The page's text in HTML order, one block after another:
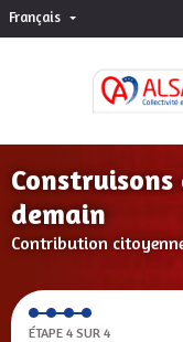
Français Choisir la langue
demain
Contribution
ÉTAPE 4 SUR 4